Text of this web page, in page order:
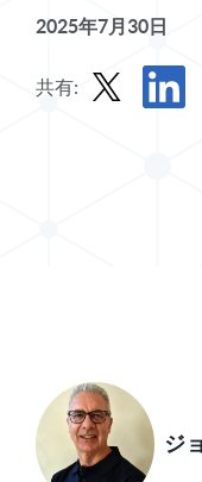
2025年7月30日
共有:
ジ